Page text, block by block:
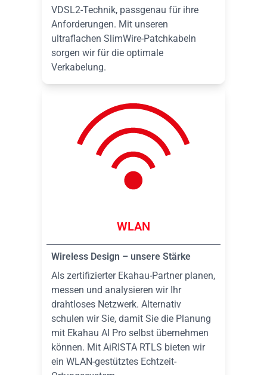
VDSL2-Technik, passgenau für ihre
Anforderungen. Mit unseren
ultraflachen SlimWire-Patchkabeln
sorgen wir für die optimale
Verkabelung.
WLAN
Wireless Design – unsere Stärke
Als zertifizierter Ekahau-Partner planen,
messen und analysieren wir Ihr
drahtloses Netzwerk. Alternativ
schulen wir Sie, damit Sie die Planung
mit Ekahau AI Pro selbst übernehmen
können. Mit AiRISTA RTLS bieten wir
ein WLAN-gestütztes Echtzeit-